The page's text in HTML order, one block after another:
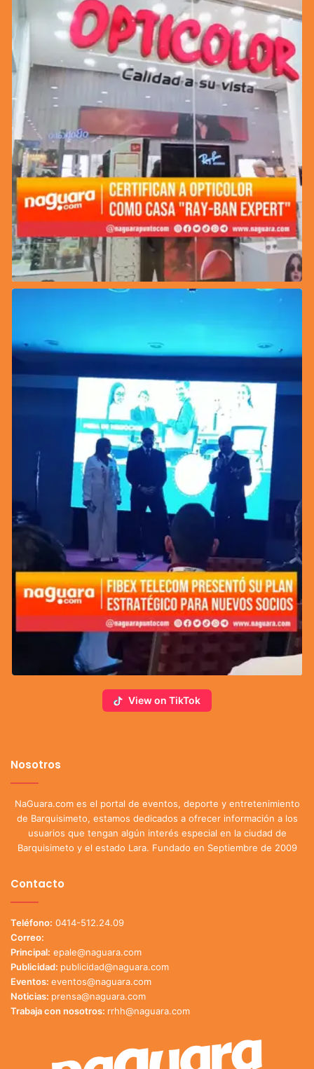
View on TikTok
Nosotros
NaGuara.com es el portal de eventos, deporte y entretenimiento
de Barquisimeto, estamos dedicados a ofrecer información a los
usuarios que tengan algún interés especial en la ciudad de
Barquisimeto y el estado Lara. Fundado en Septiembre de 2009
Contacto
Teléfono: 0414-512.24.09
Correo:
Principal: epale@naguara.com
Publicidad: publicidad@naguara.com
Eventos: eventos@naguara.com
Noticias: prensa@naguara.com
Trabaja con nosotros: rrhh@naguara.com